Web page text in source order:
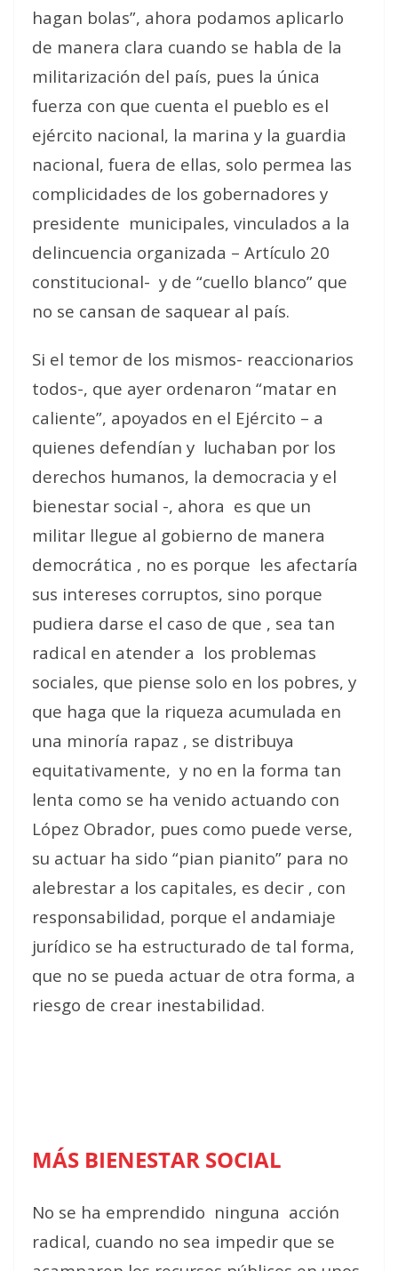
hagan bolas”, ahora podamos aplicarlo
de manera clara cuando se habla de la
militarización del país, pues la única
fuerza con que cuenta el pueblo es el
ejército nacional, la marina y la guardia
nacional, fuera de ellas, solo permea las
complicidades de los gobernadores y
presidente municipales, vinculados a la
delincuencia organizada – Artículo 20
constitucional- y de “cuello blanco” que
no se cansan de saquear al país.
Si el temor de los mismos- reaccionarios
todos-, que ayer ordenaron “matar en
caliente”, apoyados en el Ejército – a
quienes defendían y luchaban por los
derechos humanos, la democracia y el
bienestar social -, ahora es que un
militar llegue al gobierno de manera
democrática , no es porque les afectaría
sus intereses corruptos, sino porque
pudiera darse el caso de que , sea tan
radical en atender a los problemas
sociales, que piense solo en los pobres, y
que haga que la riqueza acumulada en
una minoría rapaz , se distribuya
equitativamente, y no en la forma tan
lenta como se ha venido actuando con
López Obrador, pues como puede verse,
su actuar ha sido “pian pianito” para no
alebrestar a los capitales, es decir , con
responsabilidad, porque el andamiaje
jurídico se ha estructurado de tal forma,
que no se pueda actuar de otra forma, a
riesgo de crear inestabilidad.
MÁS BIENESTAR SOCIAL
No se ha emprendido ninguna acción
radical, cuando no sea impedir que se